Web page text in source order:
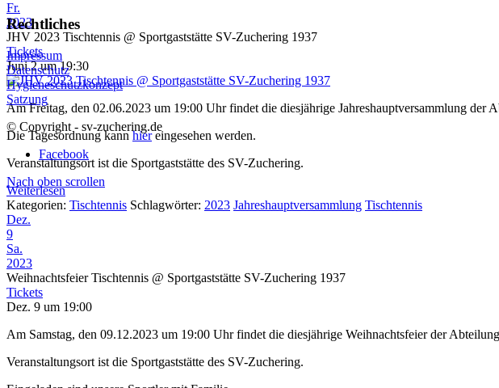
Fr.
2023
JHV 2023 Tischtennis @ Sportgaststätte SV-Zuchering 1937
Tickets
Juni 2 um 19:30
Am Freitag, den 02.06.2023 um 19:00 Uhr findet die diesjährige Jahreshauptversammlung der
Die Tagesordnung kannhiereingesehen werden.
Veranstaltungsort ist die Sportgaststätte des SV-Zuchering.
Weiterlesen
Kategorien: Tischtennis Schlagwörter: 2023 Jahreshauptversammlung Tischtennis
Dez.
9
Sa.
2023
Weihnachtsfeier Tischtennis @ Sportgaststätte SV-Zuchering 1937
Tickets
Dez. 9 um 19:00
Am Samstag, den 09.12.2023 um 19:00 Uhr findet die diesjährige Weihnachtsfeier der
Veranstaltungsort ist die Sportgaststätte des SV-Zuchering.
Rechtliches
Impressum
Datenschutz
Hygieneschutzkonzept
Satzung
© Copyright - sv-zuchering.de
Facebook
Nach oben scrollen